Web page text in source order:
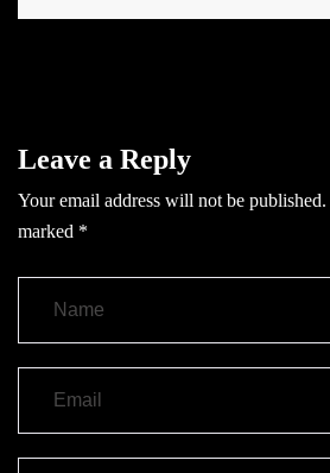
Leave a Reply
Your email address will not be published.
marked *